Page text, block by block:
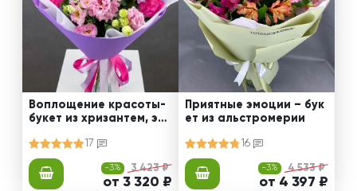
Воплощение красоты-
букет из хризантем, эус
17
-3% 3 423 ₽
от 3 320 ₽
Приятные эмоции – бук
ет из альстромерии
16
-3% 4 533 ₽
от 4 397 ₽